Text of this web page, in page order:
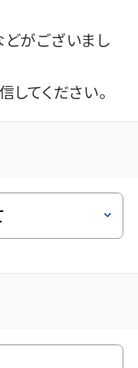
がございまし
てください。